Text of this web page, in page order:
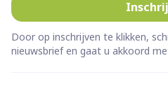
Door op inschrijven te klikken,
nieuwsbrief en gaat u akkoord